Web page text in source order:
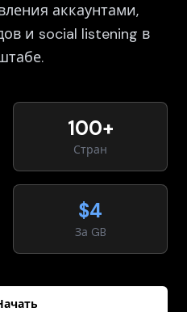
аккаунтами,
и social listening в
100+
Стран
$4
За GB